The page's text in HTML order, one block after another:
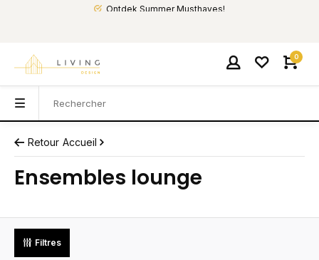
Ontdek Summer Musthaves!
0
Retour Accueil
Ensembles lounge
Filtres